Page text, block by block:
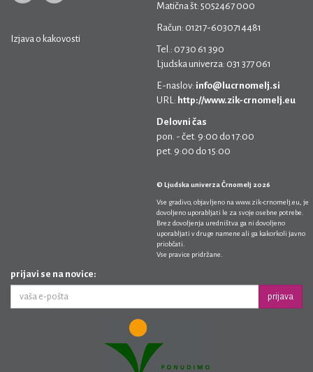
Izjava o kakovosti
Matična št: 5052467 000
Račun: 01217-6030714481
Tel.: 07 30 61 390
Ljudska univerza: 031 377 061
E-naslov: info@lucrnomelj.si
URL: http://www.zik-crnomelj.eu
Delovni čas
pon. - čet. 9:00 do 17:00
pet. 9:00 do 15:00
© Ljudska univerza Črnomelj 2026
Vse gradivo, objavljeno na www.zik-crnomelj.eu , je
dovoljeno uporabljati le za svoje osebne potrebe.
Brez dovoljenja uredništva ga ni dovoljeno
uporabljati v druge namene ali ga kakorkoli javno
priobčati.
Vse pravice pridržane.
prijavi se na novice:
prijava